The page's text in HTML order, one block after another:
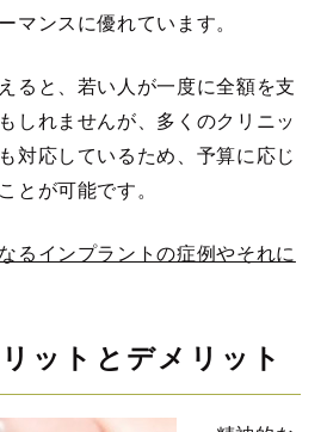
マンスに優れています。
ると、若い人が一度に全額を支
しれませんが、多くのクリニッ
対応しているため、予算に応じ
とが可能です。
るインプラントの症例やそれに
ットとデメリット